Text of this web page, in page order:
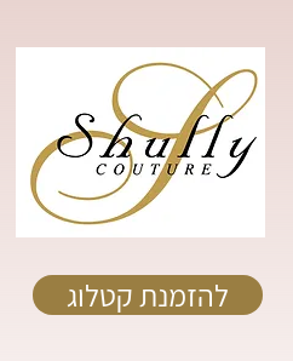
להזמנת קטלוג